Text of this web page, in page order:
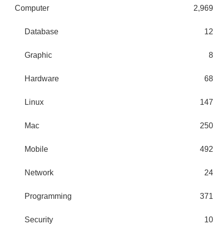
Computer 2,969
Database 12
Graphic 8
Hardware 68
Linux 147
Mac 250
Mobile 492
Network 24
Programming 371
Security 10